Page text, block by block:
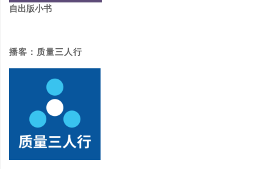
自出版小书
播客：质量三人行